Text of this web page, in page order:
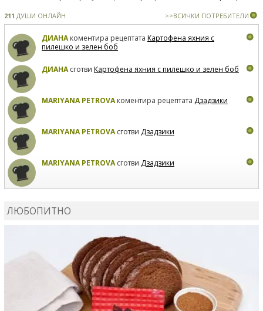
211 ДУШИ ОНЛАЙН >>ВСИЧКИ ПОТРЕБИТЕЛИ
ДИАНАкоментира рецептата Картофена яхния с
пилешко и зелен боб
ДИАНАсготви Картофена яхния с пилешко и зелен боб
MARIYANA PETROVAкоментира рецептата Дзадзики
MARIYANA PETROVAсготви Дзадзики
MARIYANA PETROVAсготви Дзадзики
ЛЮБОПИТНО